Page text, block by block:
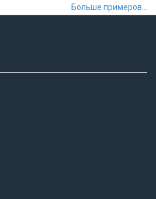
Больше примеров...